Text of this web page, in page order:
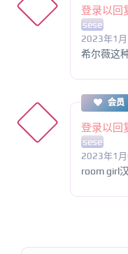
登录以回
sese
2023年1
希尔薇这
会员
登录以回
sese
2023年1
room girl